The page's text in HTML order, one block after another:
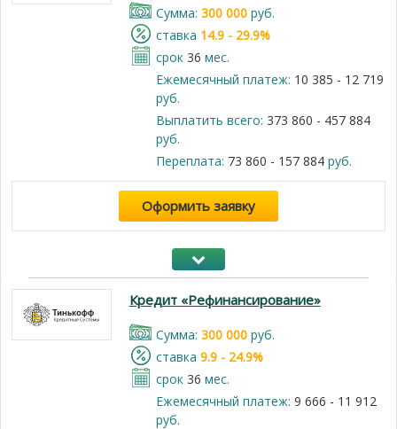
Cумма: 300 000руб.
cтавка 14.9 - 29.9%
срок 36 мес.
Ежемесячный платеж: 10 385 - 12 719
руб.
Выплатить всего: 373 860 - 457 884
руб.
Переплата: 73 860 - 157 884руб.
Оформить заявку
Кредит «Рефинансирование»
Cумма: 300 000руб.
cтавка 9.9 - 24.9%
срок 36 мес.
Ежемесячный платеж: 9 666 - 11 912
руб.